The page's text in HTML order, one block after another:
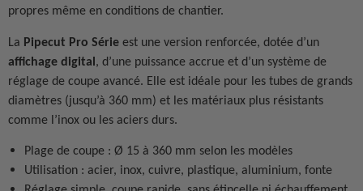
propres même en conditions de chantier.
La Pipecut Pro Série est une version renforcée, dotée d’un
affichage digital, d’une puissance accrue et d’un système de
réglage de coupe avancé. Elle est idéale pour les tubes de grands
diamètres (jusqu’à 360 mm) et les matériaux plus résistants
comme l’inox ou les aciers durs.
Plage de coupe : Ø 15 à 360 mm selon les modèles
Utilisation : acier, inox, cuivre, plastique, aluminium, fonte